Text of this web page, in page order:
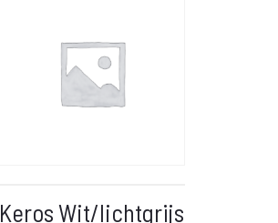
Keros Wit/lichtgrijs